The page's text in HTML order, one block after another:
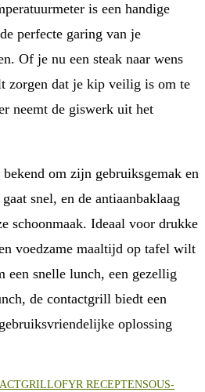
is een handige
perfecte garing van je
Of je nu een steak naar wens
dat je kip veilig is om te
neemt de giswerk uit het
om zijn gebruiksgemak en
snel, en de antiaanbaklaag
schoonmaak. Ideaal voor drukke
voedzame maaltijd op tafel wilt
een snelle lunch, een gezellig
de contactgrill biedt een
oplossing
OFYR RECEPTENSOUS-